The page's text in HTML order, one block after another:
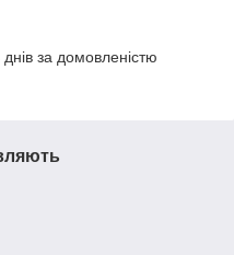
за домовленістю